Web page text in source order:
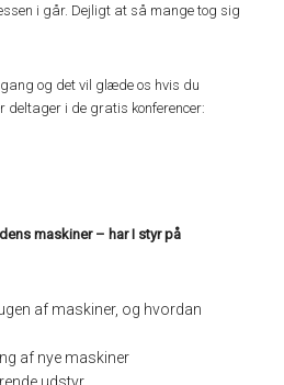
i går. Dejligt at så mange tog sig
og det vil glæde os hvis du
deltager i de gratis konferencer:
maskiner – har I styr på
af maskiner, og hvordan
af nye maskiner